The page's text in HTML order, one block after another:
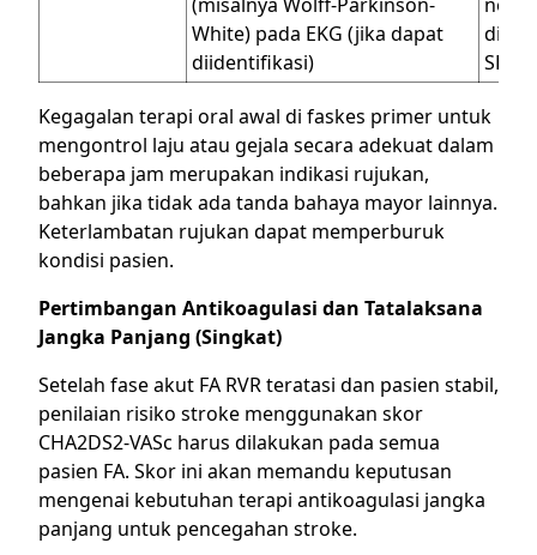
(misalnya Wolff-Parkinson-
White) pada EKG (jika dapat
diidentifikasi)
Kegagalan terapi oral awal di faskes primer untuk
mengontrol laju atau gejala secara adekuat dalam
beberapa jam merupakan indikasi rujukan,
bahkan jika tidak ada tanda bahaya mayor lainnya.
Keterlambatan rujukan dapat memperburuk
kondisi pasien.
Pertimbangan Antikoagulasi dan Tatalaksana
Jangka Panjang (Singkat)
Setelah fase akut FA RVR teratasi dan pasien stabil,
penilaian risiko stroke menggunakan skor
CHA2DS2-VASc harus dilakukan pada semua
pasien FA. Skor ini akan memandu keputusan
mengenai kebutuhan terapi antikoagulasi jangka
panjang untuk pencegahan stroke.